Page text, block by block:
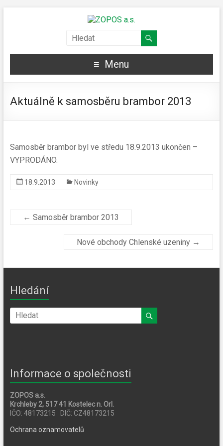
Menu
Aktuálně k samosběru brambor 2013
Samosběr brambor byl ve středu 18.9.2013 ukončen –
VYPRODÁNO.
18.9.2013 Novinky
← Samosběr brambor 2013
Nové obchody Chlenské uzeniny →
Hledání
Informace o společnosti
ZOPOS a.s.
Krchleby 2, 517 41 Kostelec n. Orl.
IČO: 48173215 DIČ: CZ48173215
Ochrana oznamovatelů